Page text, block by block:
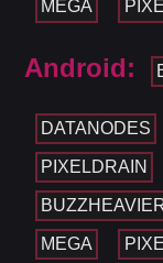
MEGA
Android:
DATANODES
PIXELDRAIN
MEGA